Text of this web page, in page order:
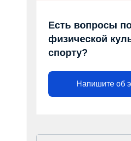
Есть вопросы
физической
спорту?
Напишите об